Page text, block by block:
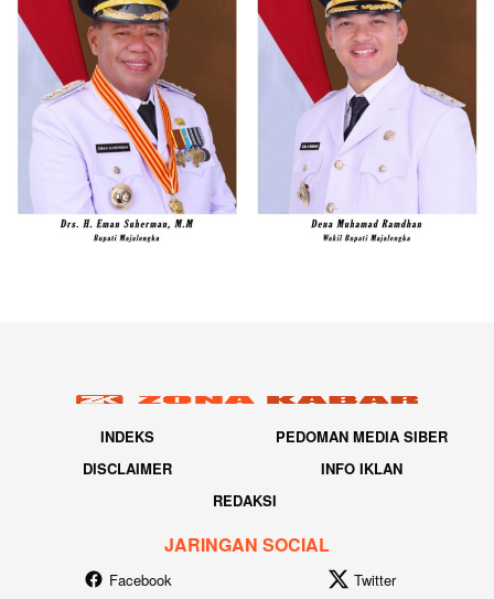
INDEKS
PEDOMAN MEDIA SIBER
DISCLAIMER
INFO IKLAN
REDAKSI
JARINGAN SOCIAL
Facebook Twitter